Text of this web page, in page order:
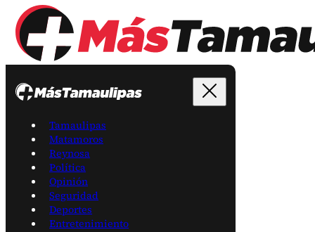
Tamaulipas
Matamoros
Reynosa
Política
Opinión
Seguridad
Deportes
Entretenimiento